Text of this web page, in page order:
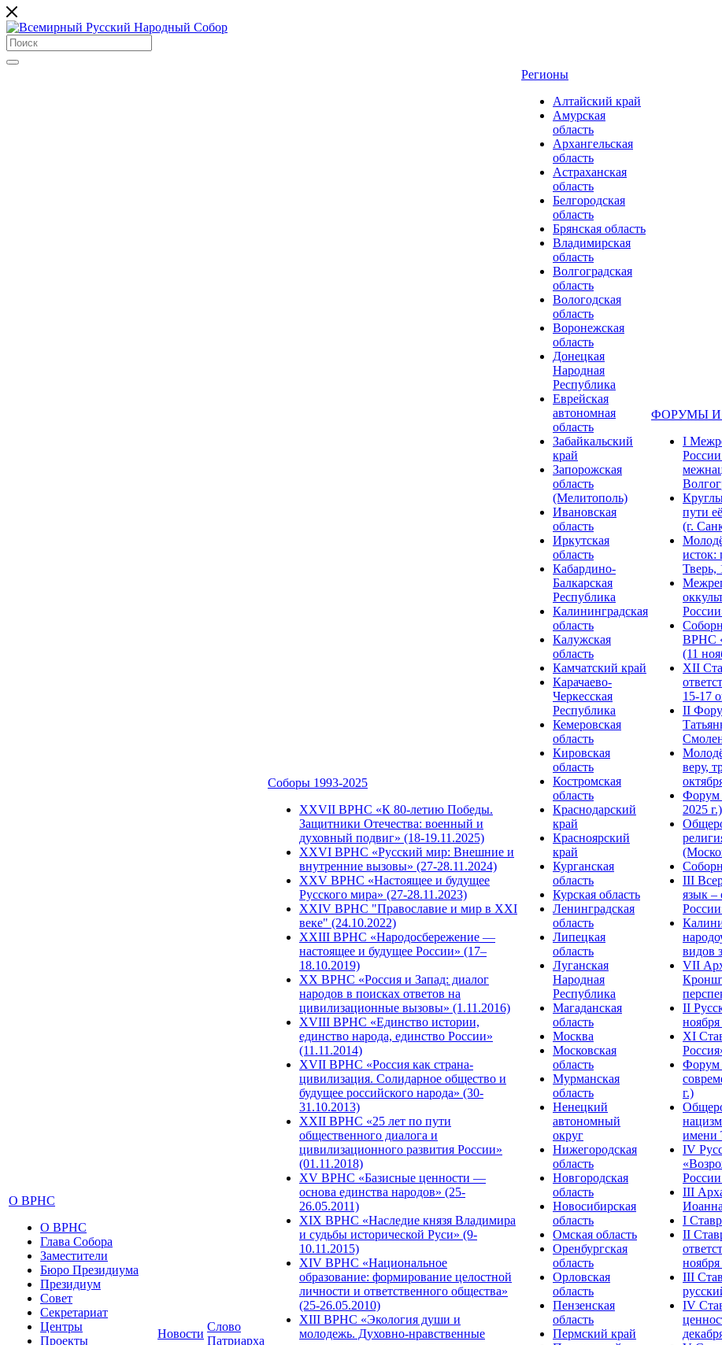
О ВРНС
О ВРНС
Глава Собора
Заместители
Бюро Президиума
Президиум
Совет
Секретариат
Центры
Проекты
Новости
Слово
Патриарха
Соборы 1993-2025
ХХVII ВРНС «К 80-летию Победы.
Защитники Отечества: военный и
духовный подвиг» (18-19.11.2025)
XXVI ВРНС «Русский мир: Внешние и
внутренние вызовы» (27-28.11.2024)
XXV ВРНС «Настоящее и будущее
Русского мира» (27-28.11.2023)
XXIV ВРНС "Православие и мир в XXI
веке" (24.10.2022)
XXIII ВРНС «Народосбережение —
настоящее и будущее России» (17–
18.10.2019)
XX ВРНС «Россия и Запад: диалог
народов в поисках ответов на
цивилизационные вызовы» (1.11.2016)
XVIII ВРНС «Единство истории,
единство народа, единство России»
(11.11.2014)
XVII ВРНС «Россия как страна-
цивилизация. Солидарное общество и
будущее российского народа» (30-
31.10.2013)
XXII ВРНС «25 лет по пути
общественного диалога и
цивилизационного развития России»
(01.11.2018)
XV ВРНС «Базисные ценности —
основа единства народов» (25-
26.05.2011)
XIX ВРНС «Наследие князя Владимира
и судьбы исторической Руси» (9-
10.11.2015)
XIV ВРНС «Национальное
образование: формирование целостной
личности и ответственного общества»
(25-26.05.2010)
XIII ВРНС «Экология души и
молодежь. Духовно-нравственные
Регионы
Алтайский край
Амурская
область
Архангельская
область
Астраханская
область
Белгородская
область
Брянская область
Владимирская
область
Волгоградская
область
Вологодская
область
Воронежская
область
Донецкая
Народная
Республика
Еврейская
автономная
область
Забайкальский
край
Запорожская
область
(Мелитополь)
Ивановская
область
Иркутская
область
Кабардино-
Балкарская
Республика
Калининградская
область
Калужская
область
Камчатский край
Карачаево-
Черкесская
Республика
Кемеровская
область
Кировская
область
Костромская
область
Краснодарский
край
Красноярский
край
Курганская
область
Курская область
Ленинградская
область
Липецкая
область
Луганская
Народная
Республика
Магаданская
область
Москва
Московская
область
Мурманская
область
Ненецкий
автономный
округ
Нижегородская
область
Новгородская
область
Новосибирская
область
Омская область
Оренбургская
область
Орловская
область
Пензенская
область
Пермский край
ФОРУМЫ И
I
пути
(г.
исток:
Тверь,
ВРНС
(11
XII
15-17
II
веру,
Форум
2025 г.)
III
язык –
видов
VII
II
ноября
ХI
Форум
г.)
имени
IV
III
I
II
ноября
III
IV